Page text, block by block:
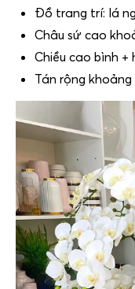
Đồ trang trí: lá
Châu sứ cao
Chiều cao bình +
Tán rộng khoảng